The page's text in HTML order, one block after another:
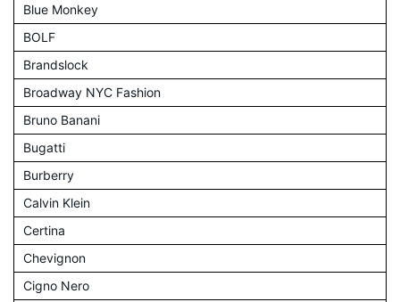
Blue Monkey
BOLF
Brandslock
Broadway NYC Fashion
Bruno Banani
Bugatti
Burberry
Calvin Klein
Certina
Chevignon
Cigno Nero